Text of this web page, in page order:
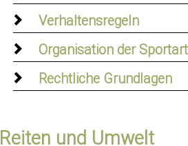
Verhaltensregeln
Organisation der Sportart
Rechtliche Grundlagen
Reiten und Umwelt